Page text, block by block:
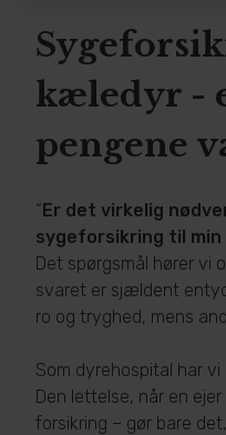
kæledyr -
pengene
“Er det virkelig
sygeforsikring til min
Det spørgsmål hører vi
svaret er sjældent
ro og tryghed, mens
Som dyrehospital har vi
Den lettelse, når en ejer
forsikring – gør bare